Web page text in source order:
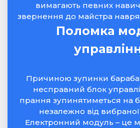
вимагають певних
звернення до майстра
Поломка
Причиною зупинки
несправний блок
прання зупинятиметься на
незалежно від
Електронний модуль – це